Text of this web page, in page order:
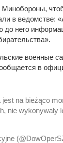
в
него
военные
в
na bieżąco
nie